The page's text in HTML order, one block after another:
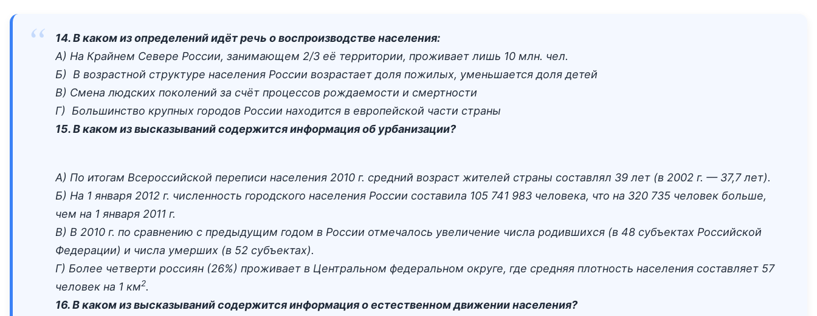
14. В каком из определений идёт речь о воспроизводстве населения:
А) На Крайнем Севере России, занимающем 2/3 её территории, проживает лишь 10 млн. чел.
Б) В возрастной структуре населения России возрастает доля пожилых, уменьшается доля детей
В) Смена людских поколений за счёт процессов рождаемости и смертности
Г) Большинство крупных городов России находится в европейской части страны
15. В каком из высказываний содержится информация об урбанизации?
А) По итогам Всероссийской переписи населения 2010 г. средний возраст жителей страны составлял 39 лет (в 2002 г. — 37,7 лет).
Б) На 1 января 2012 г. численность городского населения России составила 105 741 983 человека, что на 320 735 человек больше,
чем на 1 января 2011 г.
В) В 2010 г. по сравнению с предыдущим годом в России отмечалось увеличение числа родившихся (в 48 субъектах Российской
Федерации) и числа умерших (в 52 субъектах).
Г) Более четверти россиян (26%) проживает в Центральном федеральном округе, где средняя плотность населения составляет 57
человек на 1 км2.
16. В каком из высказываний содержится информация о естественном движении населения?